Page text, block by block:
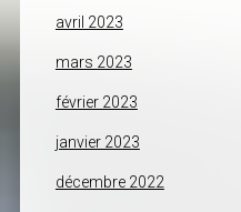
avril 2023
mars 2023
février 2023
janvier 2023
décembre 2022